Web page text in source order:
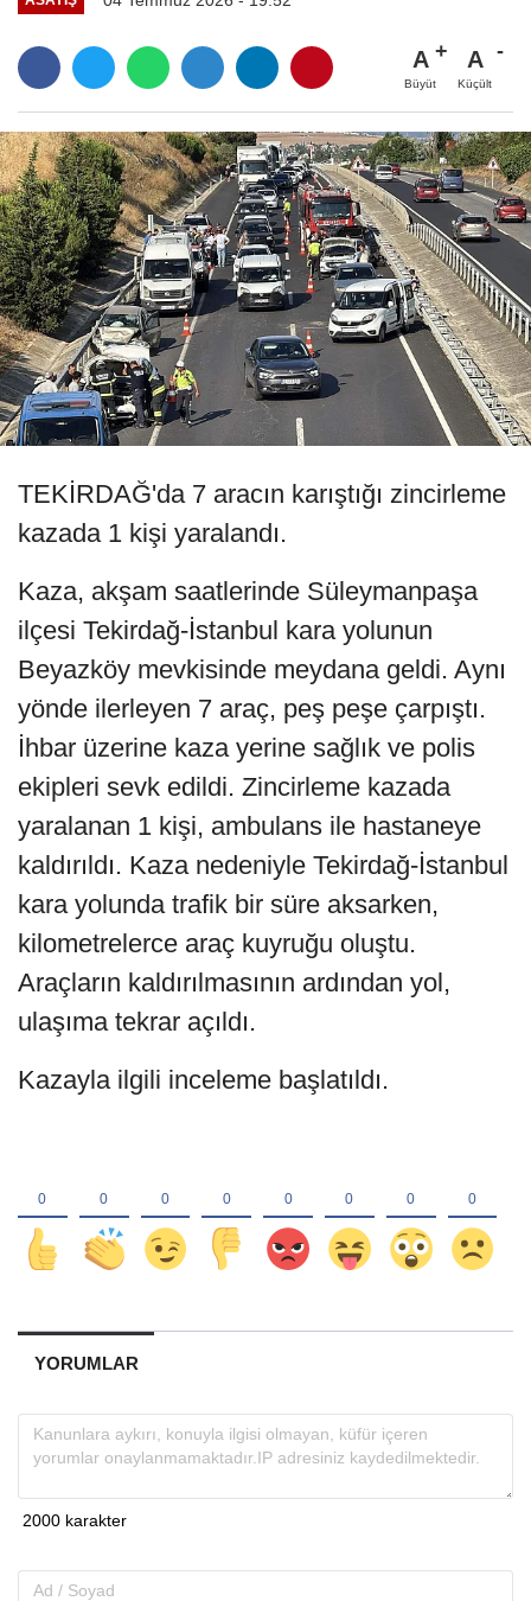
A
Büyüt
A
Küçült
TEKİRDAĞ'da 7 aracın karıştığı zincirleme
kazada 1 kişi yaralandı.
Kaza, akşam saatlerinde Süleymanpaşa
ilçesi Tekirdağ-İstanbul kara yolunun
Beyazköy mevkisinde meydana geldi. Aynı
yönde ilerleyen 7 araç, peş peşe çarpıştı.
İhbar üzerine kaza yerine sağlık ve polis
ekipleri sevk edildi. Zincirleme kazada
yaralanan 1 kişi, ambulans ile hastaneye
kaldırıldı. Kaza nedeniyle Tekirdağ-İstanbul
kara yolunda trafik bir süre aksarken,
kilometrelerce araç kuyruğu oluştu.
Araçların kaldırılmasının ardından yol,
ulaşıma tekrar açıldı.
Kazayla ilgili inceleme başlatıldı.
YORUMLAR